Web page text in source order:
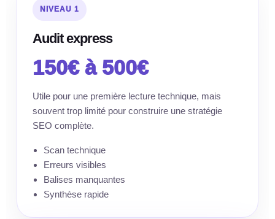
NIVEAU 1
Audit express
150€ à 500€
Utile pour une première lecture technique, mais
souvent trop limité pour construire une stratégie
SEO complète.
Scan technique
Erreurs visibles
Balises manquantes
Synthèse rapide